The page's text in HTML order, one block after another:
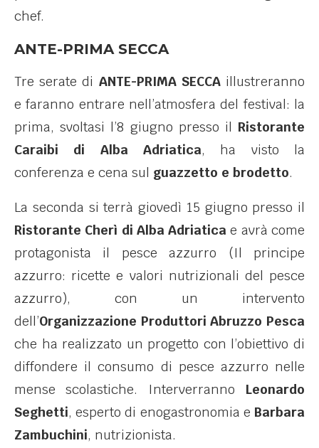
chef.
ANTE-PRIMA SECCA
Tre serate di ANTE-PRIMA SECCAillustreranno
e faranno entrare nell’atmosfera del festival: la
prima, svoltasi l’8 giugno presso il Ristorante
Caraibi di Alba Adriatica, ha visto la
conferenza e cena sul guazzetto e brodetto.
La seconda si terrà giovedì 15 giugno presso il
Ristorante Cherì di Alba Adriatica e avrà come
protagonista il pesce azzurro (Il principe
azzurro: ricette e valori nutrizionali del pesce
azzurro), con un intervento
dell’Organizzazione Produttori Abruzzo Pesca
che ha realizzato un progetto con l’obiettivo di
diffondere il consumo di pesce azzurro nelle
mense scolastiche. Interverranno Leonardo
Seghetti, esperto di enogastronomia e Barbara
Zambuchini, nutrizionista.